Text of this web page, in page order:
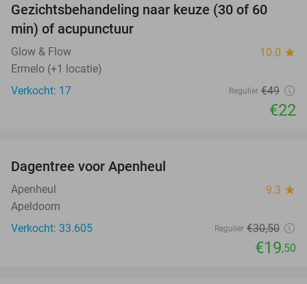
55%
Gezichtsbehandeling naar keuze (30 of 60
min) of acupunctuur
Glow & Flow 10.0 star
Ermelo (+1 locatie)
Verkocht: 17
Regulier €49
€22
Dagentree voor Apenheul
Apenheul 9.3 star
Apeldoorn
Verkocht: 33.605
Regulier €30,50
€19,50